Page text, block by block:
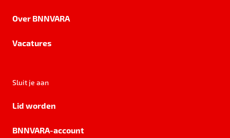
Over BNNVARA
Vacatures
Sluit je aan
Lid worden
BNNVARA-account